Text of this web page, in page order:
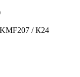
/ К24